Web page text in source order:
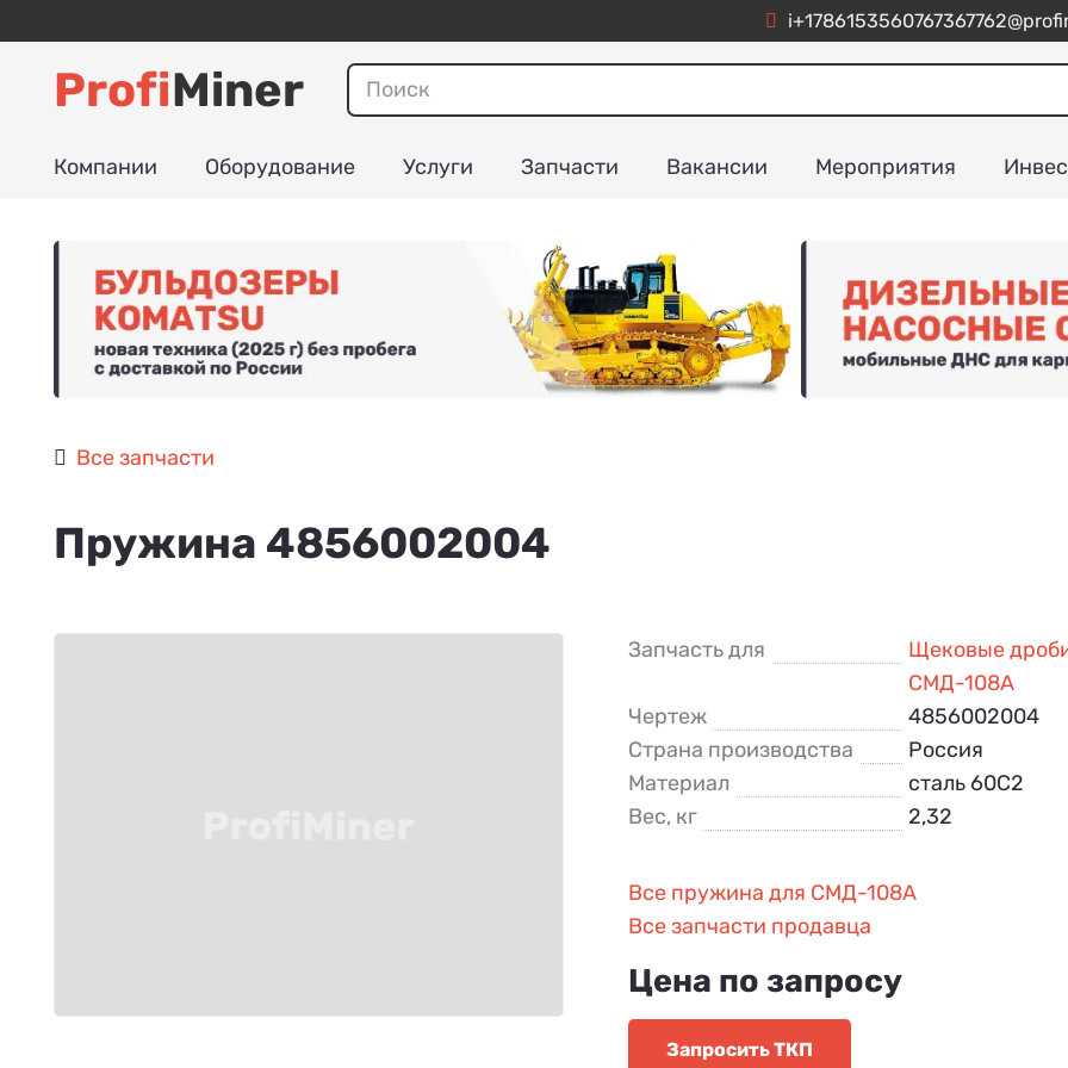
ProfiMiner
Компании Оборудование Услуги Запчасти Вакансии Мероприятия
Все запчасти
Пружина 4856002004
Запчасть для
Щековые
СМД-108А
Чертеж
4856002004
Страна производства
Россия
Материал
сталь 60С2
Вес, кг
2,32
Все пружина для СМД-108А
Все запчасти продавца
Цена по запросу
Запросить ТКП